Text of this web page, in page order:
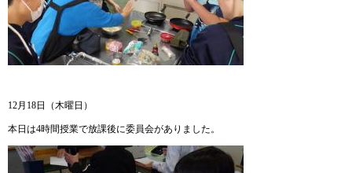
12月18日（木曜日）
本日は4時間授業で放課後に委員会がありました。